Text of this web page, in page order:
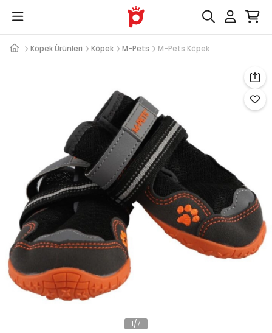
Köpek Ürünleri Köpek M-Pets M-Pets Köpek
1/7